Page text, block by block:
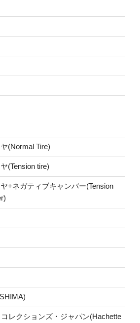
(Normal Tire)
(Tension tire)
+ネガティブキャンバー(Tension
レクションズ・ジャパン(Hachette